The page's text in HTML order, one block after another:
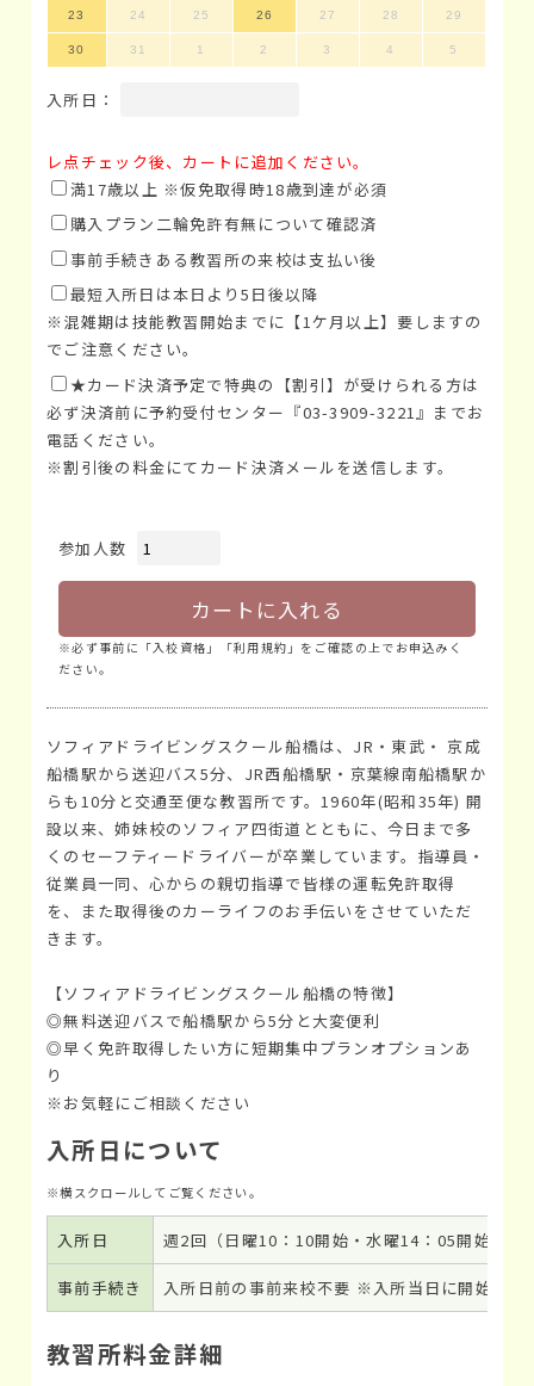
23 24 25 26 27 28 29
30 31 1 2 3 4 5
入所日：
レ点チェック後、カートに追加ください。
満17歳以上 ※仮免取得時18歳到達が必須
購入プラン二輪免許有無について確認済
事前手続きある教習所の来校は支払い後
最短入所日は本日より5日後以降
※混雑期は技能教習開始までに【1ケ月以上】要しますの
でご注意ください。
★カード決済予定で特典の【割引】が受けられる方は
必ず決済前に予約受付センター『03-3909-3221』までお
電話ください。
※割引後の料金にてカード決済メールを送信します。
参加人数
カートに入れる
※必ず事前に「入校資格」「利用規約」をご確認の上でお申込みく
ださい。
ソフィアドライビングスクール船橋は、JR・東武・ 京成
船橋駅から送迎バス5分、JR西船橋駅・京葉線南船橋駅か
らも10分と交通至便な教習所です。1960年(昭和35年) 開
設以来、姉妹校のソフィア四街道とともに、今日まで多
くのセーフティードライバーが卒業しています。指導員・
従業員一同、心からの親切指導で皆様の運転免許取得
を、また取得後のカーライフのお手伝いをさせていただ
きます。
【ソフィアドライビングスクール船橋の特徴】
◎無料送迎バスで船橋駅から5分と大変便利
◎早く免許取得したい方に短期集中プランオプションあ
り
※お気軽にご相談ください
入所日について
入所日 週2回（日曜10：10開始・水曜14：05開始）
事前手続き 入所日前の事前来校不要 ※入所当日に開始1時
教習所料金詳細